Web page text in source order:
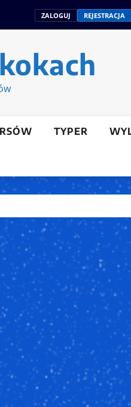
ZALOGUJ REJESTRACJA
TYPER